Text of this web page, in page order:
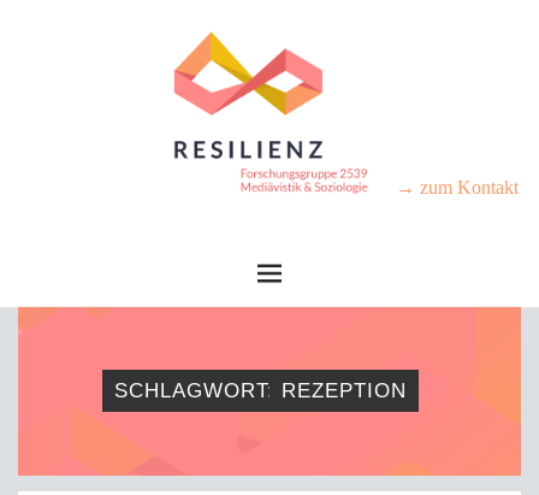
→ zum Kontakt
SCHLAGWORT: REZEPTION